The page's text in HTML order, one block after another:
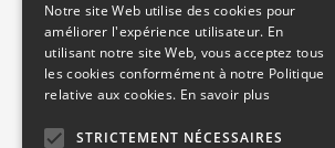
Tél : 03 28 24 52 52
Une société du
Notre site Web utilise des cookies pour
améliorer l'expérience utilisateur. En
utilisant notre site Web, vous acceptez tous
les cookies conformément à notre Politique
relative aux cookies. En savoir plus
STRICTEMENT NÉCESSAIRES